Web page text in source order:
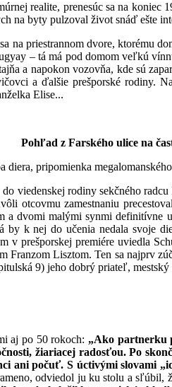
realite, prenesúc sa na
na byty pulzoval život snáď ešte
na priestrannom dvore, ktorému
– tá má pod domom veľkú
a napokon vozovňa, kde sú
a ďalšie prešporské rodiny.
Elise...
Pohľad z Farského ulice na
pripomienka
viedenskej rodiny sekčného
otcovmu zamestnaniu
a dvomi malými synmi
by k nej do učenia nedala svoje
v prešporskej premiére uviedla
Franzom Lisztom. Ten sa najprv
9) jeho dobrý priateľ,
aj po 50 rokoch: „Ako partnerku
žiariacej radosťou. Po
ani počuť. S úctivými slovami
odviedol ju ku stolu a sľúbil,